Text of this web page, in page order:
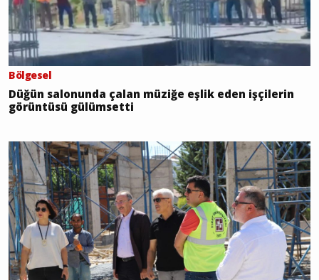
Bölgesel
Düğün salonunda çalan müziğe eşlik eden işçilerin
görüntüsü gülümsetti